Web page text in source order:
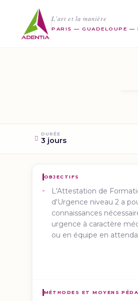
L'art et la manière
PARIS — GUADELOUPE —
DURÉE
3 jours
OBJECTIFS
L'Attestation de
d'Urgence niveau 2 a
connaissances
urgence à caractère
ou en équipe en
MÉTHODES ET MOYENS